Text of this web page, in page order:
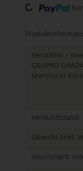
Loading...
Hersteller /
GRUPPO
Martino in Rio
Herkunftsland:
Gewicht (inkl.
Geschmack: